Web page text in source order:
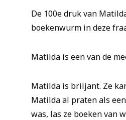
De 100e druk van
boekenwurm in deze
Matilda is een van de
Matilda is briljant. Ze
Matilda al praten als
was, las ze boeken van